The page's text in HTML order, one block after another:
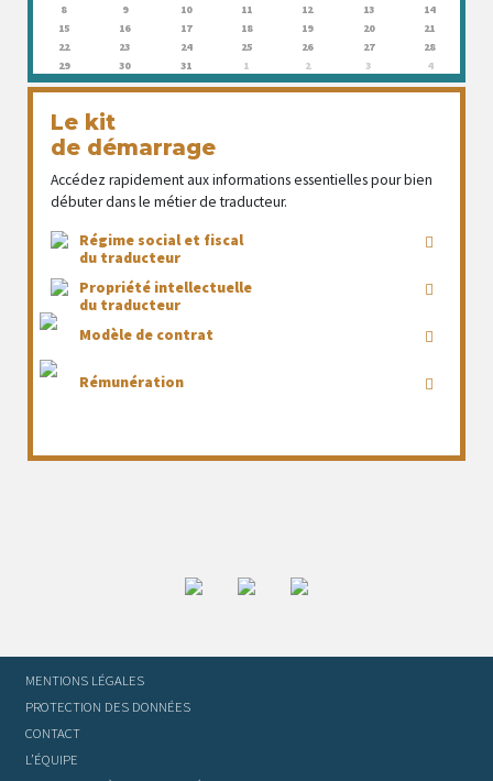
8
9 10 11 12 13
14
15
16 17 18 19 20
21
22
23 24 25 26 27
28
29
30 31 1 2 3 4
Le kit
de démarrage
Accédez rapidement aux informations essentielles pour bien
débuter dans le métier de traducteur.
Régime social et fiscal
du traducteur
Propriété intellectuelle
du traducteur
Modèle de contrat
Rémunération
MENTIONS LÉGALES
PROTECTION DES DONNÉES
CONTACT
L’ÉQUIPE